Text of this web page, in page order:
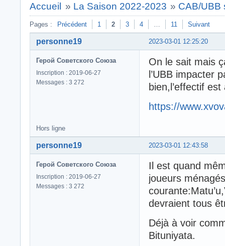
Accueil » La Saison 2022-2023 » CAB/UBB
Pages : Précédent 1 2 3 4 … 11 Suivant
2023-03-01 12:25:20
personne19
Герой Советского Союза
Inscription : 2019-06-27
Messages : 3 272
On le sait mais
l’UBB impacter
bien,l’effectif
https://
Hors ligne
2023-03-01 12:43:58
personne19
Герой Советского Союза
Inscription : 2019-06-27
Messages : 3 272
Il est quand
joueurs
devraient tous
Déjà à voir
Bituniyata.